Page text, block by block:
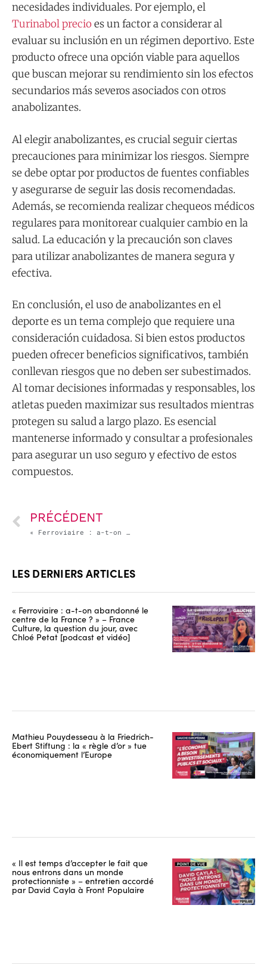
necesidades individuales. Por ejemplo, el
Turinabol precioes un factor a considerar al
evaluar su inclusión en un régimen deportivo. Este
producto ofrece una opción viable para aquellos
que buscan mejorar su rendimiento sin los efectos
secundarios más severos asociados con otros
anabolizantes.
Al elegir anabolizantes, es crucial seguir ciertas
precauciones para minimizar los riesgos. Siempre
se debe optar por productos de fuentes confiables
y asegurarse de seguir las dosis recomendadas.
Además, se recomienda realizar chequeos médicos
regulares para monitorear cualquier cambio en la
salud. La educación y la precaución son claves
para utilizar anabolizantes de manera segura y
efectiva.
En conclusión, el uso de anabolizantes en el
deporte es un tema complejo que requiere una
consideración cuidadosa. Si bien estos productos
pueden ofrecer beneficios significativos, también
conllevan riesgos que no deben ser subestimados.
Al tomar decisiones informadas y responsables, los
atletas pueden maximizar sus resultados mientras
protegen su salud a largo plazo. Es esencial
mantenerse informado y consultar a profesionales
para asegurar un uso seguro y efectivo de estos
compuestos.
PRÉCÉDENT
« Ferroviaire : a-t-on abandonné le centre de la France ? » – France Culture, la question du jour, avec Chloé Petat [podcast et vidéo]
LES DERNIERS ARTICLES
« Ferroviaire : a-t-on abandonné le
centre de la France ? » – France
Culture, la question du jour, avec
Chloé Petat [podcast et vidéo]
Mathieu Pouydesseau à la Friedrich-
Ebert Stiftung : la « règle d’or » tue
économiquement l’Europe
« Il est temps d’accepter le fait que
nous entrons dans un monde
protectionniste » – entretien accordé
par David Cayla à Front Populaire